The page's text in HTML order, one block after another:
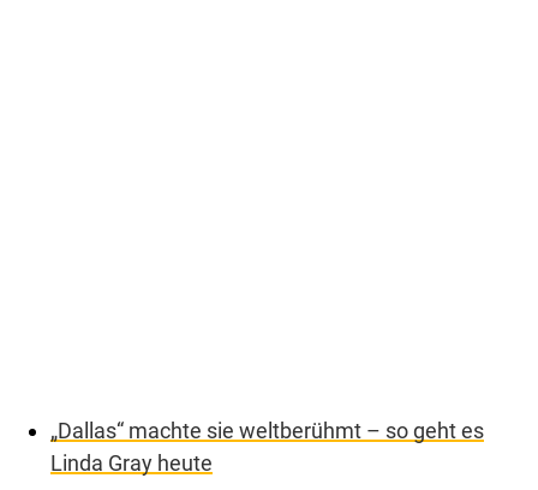
„Dallas“ machte sie weltberühmt – so geht es
Linda Gray heute